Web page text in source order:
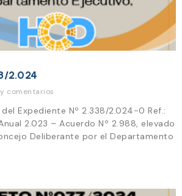
2.024
comentarios
del Expediente Nº 2.338/2.024-0 Ref.:
2.023 – Acuerdo Nº 2.988, elevado
Deliberante por el Departamento